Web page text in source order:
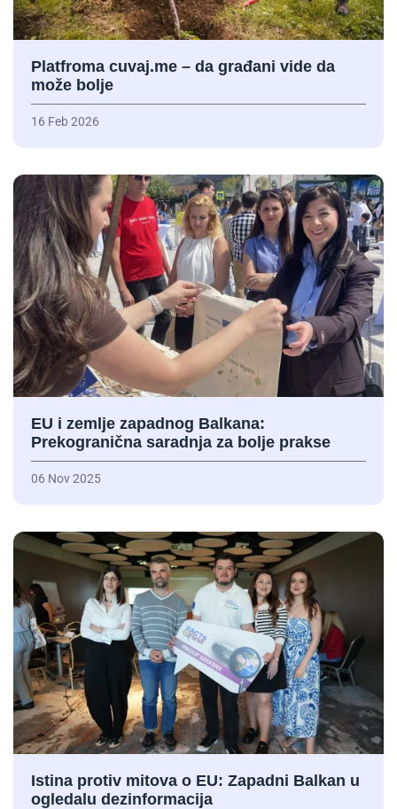
Platfroma cuvaj.me – da građani vide da
može bolje
16 Feb 2026
EU i zemlje zapadnog Balkana:
Prekogranična saradnja za bolje prakse
06 Nov 2025
Istina protiv mitova o EU: Zapadni Balkan u
ogledalu dezinformacija